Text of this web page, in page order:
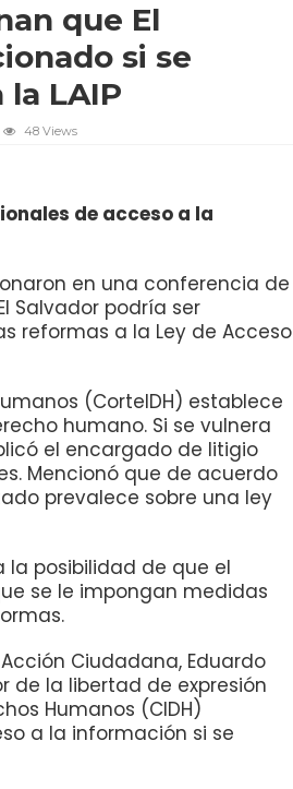
que El
si se
LAIP
48 Views
de acceso a la
en una conferencia de
Salvador podría ser
reformas a la Ley de Acceso
(CorteIDH) establece
humano. Si se vulnera
el encargado de litigio
Mencionó que de acuerdo
prevalece sobre una ley
la posibilidad de que el
se le impongan medidas
Ciudadana, Eduardo
de la libertad de expresión
Humanos (CIDH)
a la información si se